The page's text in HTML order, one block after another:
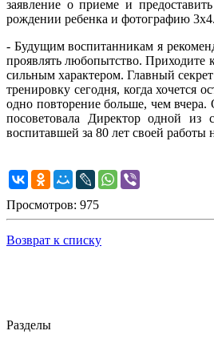
заявление о приеме и
рождении ребенка и фотографию 3х4.
- Будущим воспитанникам я
проявлять любопытство. Приходите
сильным характером. Главный
тренировку сегодня, когда хочется
одно повторение больше, чем
посоветовала Директор одной из
воспитавшей за 80 лет своей работы
Просмотров: 975
Возврат к списку
Разделы